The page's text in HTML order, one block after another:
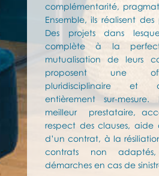
complémentarité,
Ensemble, ils réalisent des
Des projets dans
complète à la
mutualisation de leurs
proposent une
pluridisciplinaire et
entièrement sur-
meilleur prestataire,
respect des clauses, aide
d’un contrat, à la
contrats non
démarches en cas de